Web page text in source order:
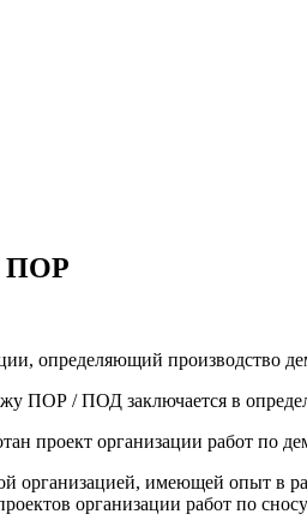
ПОР
определяющий производство
ПОР / ПОД заключается в
проект организации работ
организацией, имеющей опыт в
организации работ по